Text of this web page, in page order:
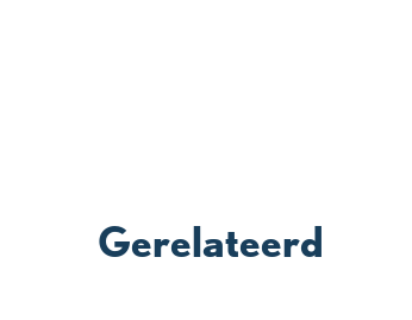
Gerelateerd